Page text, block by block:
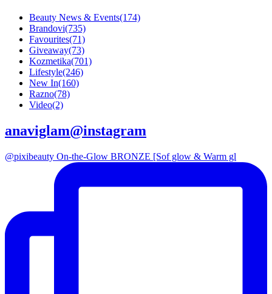
Beauty News & Events(174)
Brandovi(735)
Favourites(71)
Giveaway(73)
Kozmetika(701)
Lifestyle(246)
New In(160)
Razno(78)
Video(2)
anaviglam@instagram
@pixibeauty On-the-Glow BRONZE [Sof glow & Warm gl